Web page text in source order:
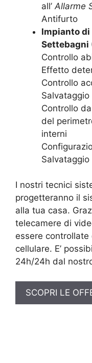
all’ Allarme
Antifurto
Impianto di
Settebagni
Controllo
Effetto
Controllo
Controllo
del
interni
Salvataggio
I nostri tecnici
progetteranno il
alla tua casa.
telecamere di
essere
cellulare. E’
24h/24h dal
SCOPRI LE